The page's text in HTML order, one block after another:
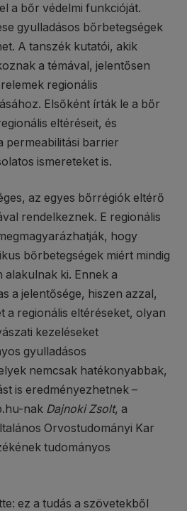
a bőr védelmi funkcióját.
gyulladásos bőrbetegségek
A tanszék kutatói, akik
a témával, jelentősen
regionális
Elsőként írták le a bőr
eltéréseit, és
permeabilitási barrier
ismereteket is.
az egyes bőrrégiók eltérő
rendelkeznek. E regionális
hogy
bőrbetegségek miért mindig
ki. Ennek a
a jelentősége, hiszen azzal,
a regionális eltéréseket, olyan
kezeléseket
gyulladásos
nemcsak hatékonyabbak,
is eredményezhetnek –
nak Dajnoki Zsolt, a
Orvostudományi Kar
tudományos
ez a tudás a szövetekből